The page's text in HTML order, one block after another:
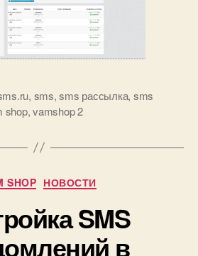
, sms,sms рассылка, sms
shop,vamshop 2
Рубрики
SHOP НОВОСТИ
SMS
в